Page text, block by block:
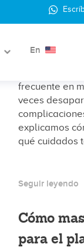
En
¿Cómo
humano
frecuente en
veces
explicamos
qué cuidados
Seguir leyendo
Cómo
para el